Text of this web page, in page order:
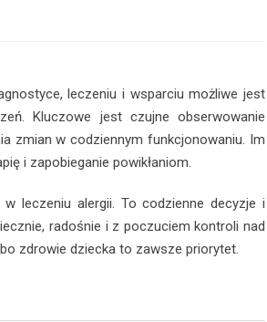
leczeniu i wsparciu możliwe jest
Kluczowe jest czujne obserwowanie
zmian w codziennym funkcjonowaniu. Im
i zapobieganie powikłaniom.
leczeniu alergii. To codzienne decyzje i
radośnie i z poczuciem kontroli nad
zdrowie dziecka to zawsze priorytet.